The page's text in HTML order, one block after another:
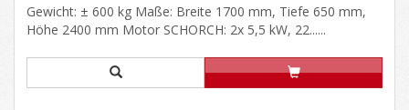
Gewicht: ± 600 kg Maße: Breite 1700 mm, Tiefe 650 mm,
Höhe 2400 mm Motor SCHORCH: 2x 5,5 kW, 22......